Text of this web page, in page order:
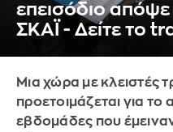
επεισόδιο απόψε
ΣΚΑΪ - Δείτε το
Μια χώρα με κλειστές
προετοιμάζεται για το
εβδομάδες που